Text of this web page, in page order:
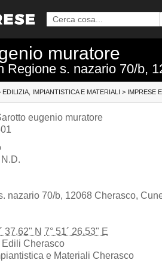
muratore
Regione s. nazario 70/b,
EDILIZIA, IMPIANTISTICA E MATERIALI > IMPRESE
eugenio muratore
N.D.
nazario 70/b, 12068 Cherasco,
37.62" N 7° 51´ 26.53" E
Edili Cherasco
e Materiali Cherasco